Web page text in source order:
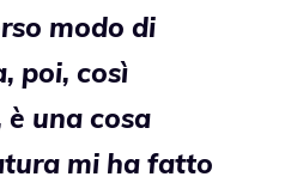
modo di
poi, così
una cosa
mi ha fatto